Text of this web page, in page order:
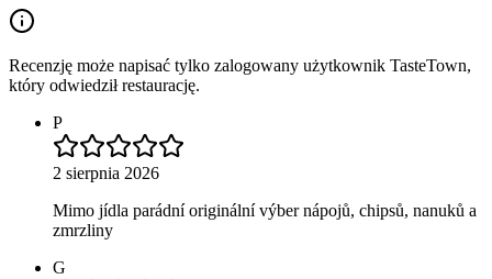
Recenzję może napisać tylko zalogowany użytkownik TasteTown,
który odwiedził restaurację.
P
2 sierpnia 2026
Mimo jídla parádní originální výber nápojů, chipsů, nanuků a
zmrzliny
G